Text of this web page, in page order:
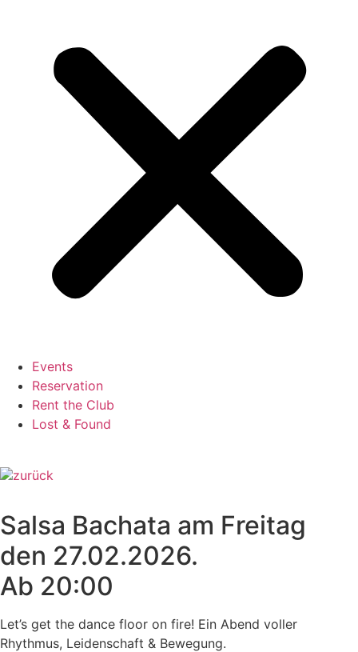
Events
Reservation
Rent the Club
Lost & Found
zurück
Salsa Bachata am Freitag
den 27.02.2026.
Ab 20:00
Let’s get the dance floor on fire! Ein Abend voller
Rhythmus, Leidenschaft & Bewegung.